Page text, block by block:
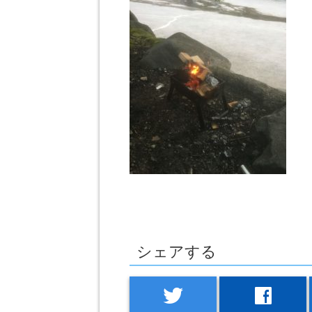
シェアする
twitter facebook